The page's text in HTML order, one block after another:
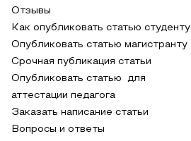
Отзывы
Как опубликовать статью студенту
Опубликовать статью магистранту
Срочная публикация статьи
Опубликовать статью для
аттестации педагога
Заказать написание статьи
Вопросы и ответы